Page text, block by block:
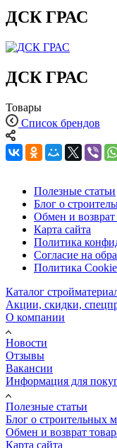
ДСК ГРАС
ДСК ГРАС
Товары
Список брендов
Полезные статьи
Блог о
Обмен и возврат
Карта сайта
Политика
Согласие на
Политика Cookie
Каталог
Акции, скидки,
О компании
Новости
Отзывы
Вакансии
Информация для
Полезные статьи
Блог о строительных
Обмен и возврат
Карта сайта